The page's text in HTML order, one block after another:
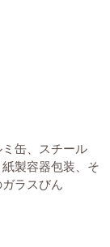
缶、スチール
製容器包装、そ
ラスびん